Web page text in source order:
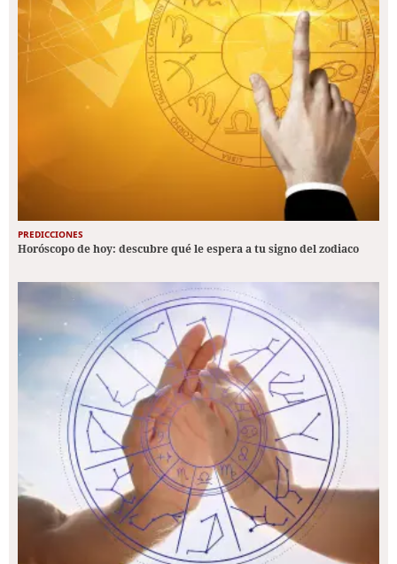
PREDICCIONES
Horóscopo de hoy: descubre qué le espera a tu signo del zodiaco